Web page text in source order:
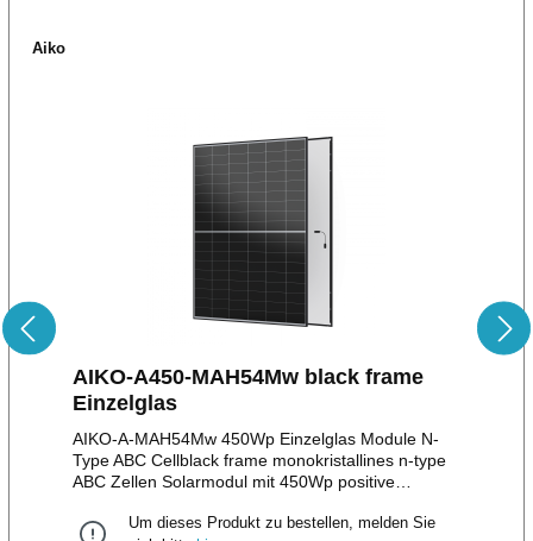
Aiko
AIKO-A450-MAH54Mw black frame
Einzelglas
AIKO-A-MAH54Mw 450Wp Einzelglas Module N-
Type ABC Cellblack frame monokristallines n-type
ABC Zellen Solarmodul mit 450Wp positive
HalbzellenStäubli MC4 Stecker/EVO II Stecker12
Um dieses Produkt zu bestellen, melden Sie